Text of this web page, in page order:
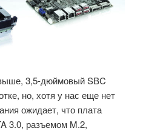
3,5-дюймовый SBC
но, хотя у нас еще нет
ожидает, что плата
3.0, разъемом M.2,